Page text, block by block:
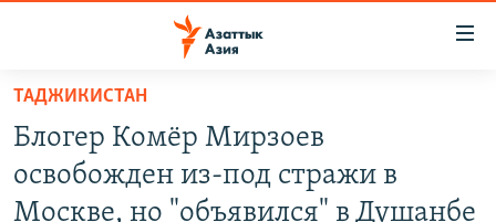
Вернуться
основному
содержанию
Вернутся
КАЗАХСТАН
НОВОСТИ
ВОЙНА В УКРАИНЕ
ТАДЖИКИСТАН
Блогер Комёр Мирзоев
освобожден из-под стражи в
Москве, но "объявился" в Душанбе